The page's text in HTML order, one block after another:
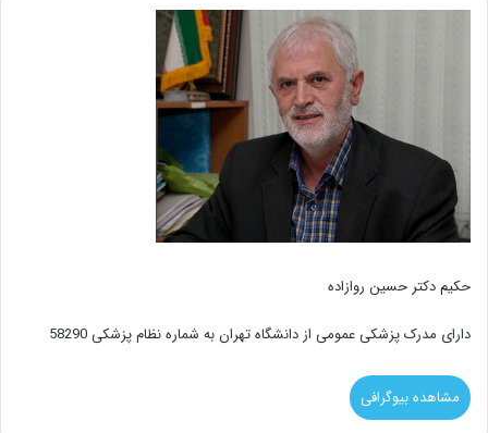
حکیم دکتر حسین روازاده
دارای مدرک پزشکی عمومی از دانشگاه تهران به شماره نظام پزشکی 58290
مشاهده بیوگرافی